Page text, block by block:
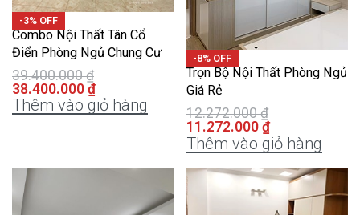
-3% OFF
Combo Nội Thất Tân Cổ
Điển Phòng Ngủ Chung Cư
39.400.000₫
38.400.000 ₫
Thêm vào giỏ hàng
-8% OFF
Trọn Bộ Nội Thất Phòng Ngủ
Giá Rẻ
12.272.000₫
11.272.000 ₫
Thêm vào giỏ hàng